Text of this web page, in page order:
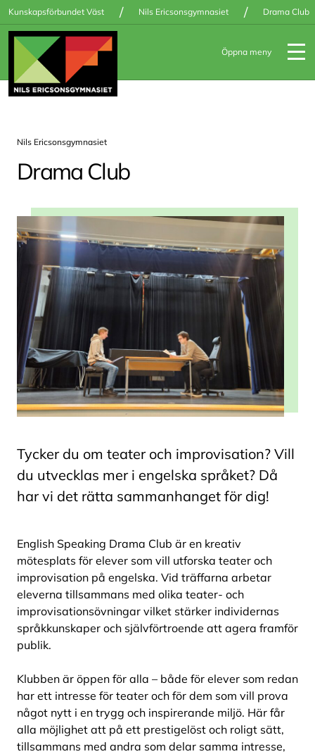
Kunskapsförbundet Väst / Nils Ericsonsgymnasiet / Drama Club
Öppna meny
Nils Ericsonsgymnasiet
Drama Club
Tycker du om teater och improvisation? Vill
du utvecklas mer i engelska språket? Då
har vi det rätta sammanhanget för dig!
English Speaking Drama Club är en kreativ
mötesplats för elever som vill utforska teater och
improvisation på engelska. Vid träffarna arbetar
eleverna tillsammans med olika teater- och
improvisationsövningar vilket stärker individernas
språkkunskaper och självförtroende att agera framför
publik.
Klubben är öppen för alla – både för elever som redan
har ett intresse för teater och för dem som vill prova
något nytt i en trygg och inspirerande miljö. Här får
alla möjlighet att på ett prestigelöst och roligt sätt,
tillsammans med andra som delar samma intresse,